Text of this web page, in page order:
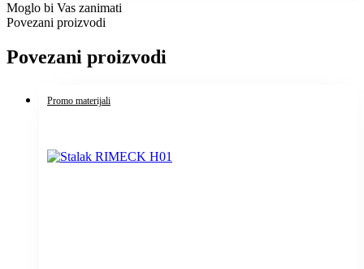
Moglo bi Vas zanimati
Povezani proizvodi
Povezani proizvodi
Promo materijali